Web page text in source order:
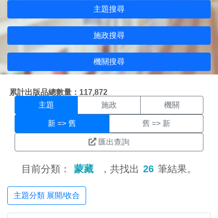
主題搜尋
施政搜尋
機關搜尋
累計出版品總數量：117,872
主題搜尋結果頁面
主題 施政 機關
新 => 舊 舊 => 新
匯出查詢
目前分類： 蒙藏 ，共找出 26 筆結果。
主題分類 展開/收合